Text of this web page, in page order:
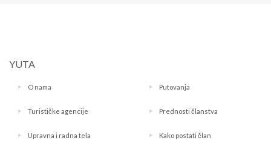
YUTA
O nama Putovanja
Turističke agencije Prednosti članstva
Upravna i radna tela Kako postati član